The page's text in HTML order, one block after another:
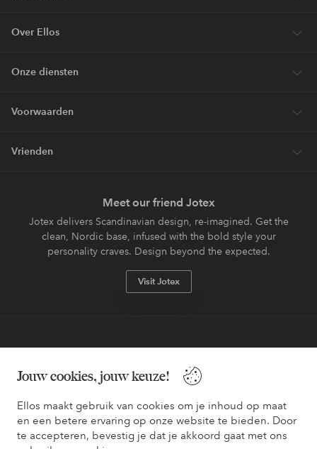
Jouw cookies, jouw keuze!
Ellos maakt gebruik van cookies om je inhoud op maat
en een betere ervaring op onze website te bieden. Door
te accepteren, bevestig je dat je akkoord gaat met ons
Over Ellos
Onze diensten
Voorwaarden
Vrienden
Meet our friend Jotex
Jotex delivers Scandinavian design, re-imagined. Get the
clean, Nordic base, infused with the bold style your
personality craves. Design beyond the expected.
Visit Jotex
Wil je meer weten over
onze betaalopties